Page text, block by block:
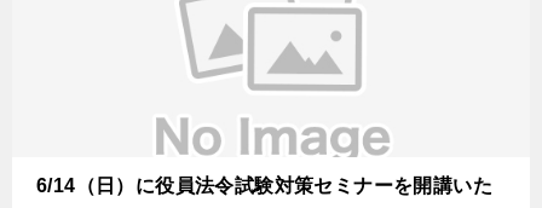
6/14（日）に役員法令試験対策セミナーを開講いた